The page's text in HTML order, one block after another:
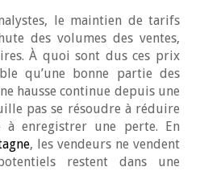
le maintien de tarifs
des volumes des ventes,
À quoi sont dus ces prix
qu’une bonne partie des
hausse continue depuis une
pas se résoudre à réduire
à enregistrer une perte. En
, les vendeurs ne vendent
restent dans une